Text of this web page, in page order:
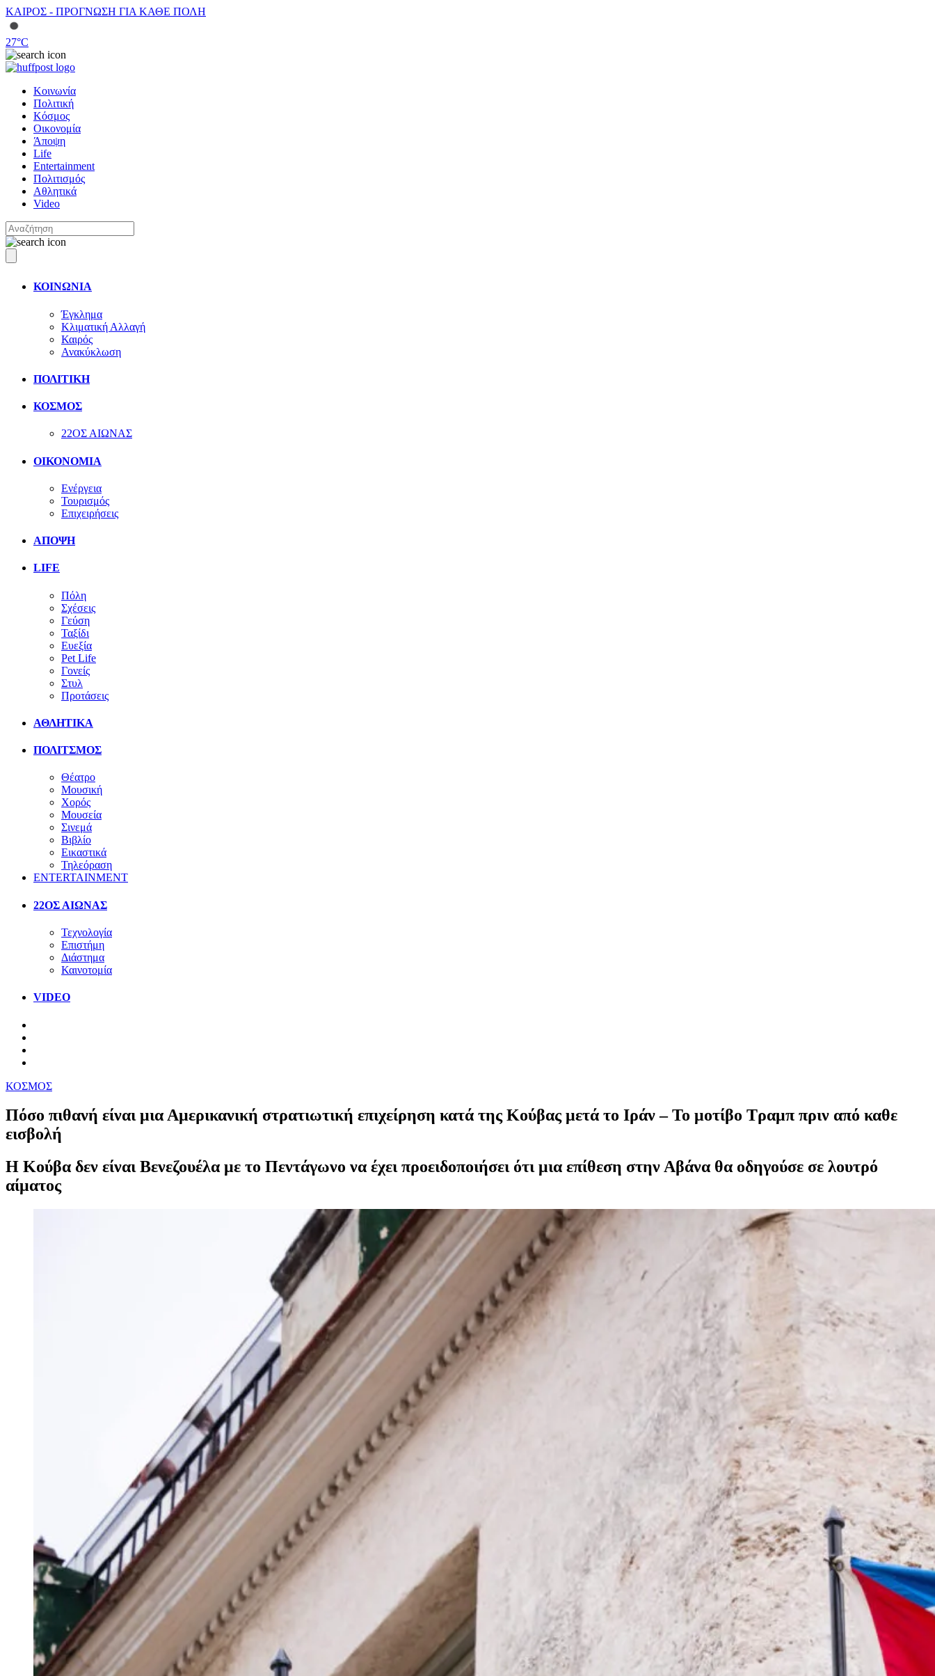
ΚΑΙΡΟΣ - ΠΡΟΓΝΩΣΗ ΓΙΑ ΚΑΘΕ ΠΟΛΗ
27°C
Κοινωνία
Πολιτική
Κόσμος
Οικονομία
Άποψη
Life
Entertainment
Πολιτισμός
Αθλητικά
Video
ΚΟΙΝΩΝΙΑ
Έγκλημα
Κλιματική Αλλαγή
Καιρός
Ανακύκλωση
ΠΟΛΙΤΙΚΗ
ΚΟΣΜΟΣ
22ΟΣ ΑΙΩΝΑΣ
ΟΙΚΟΝΟΜΙΑ
Ενέργεια
Τουρισμός
Επιχειρήσεις
ΑΠΟΨΗ
LIFE
Πόλη
Σχέσεις
Γεύση
Ταξίδι
Ευεξία
Pet Life
Γονείς
Στυλ
Προτάσεις
ΑΘΛΗΤΙΚΑ
ΠΟΛΙΤΣΜΟΣ
Θέατρο
Μουσική
Χορός
Μουσεία
Σινεμά
Βιβλίο
Εικαστικά
Τηλεόραση
ENTERTAINMENT
22ΟΣ ΑΙΩΝΑΣ
Τεχνολογία
Επιστήμη
Διάστημα
Καινοτομία
VIDEO
ΚΟΣΜΟΣ
Πόσο πιθανή είναι μια Αμερικανική στρατιωτική επιχείρηση κατά της Κούβας μετά το Ιράν – Το μοτίβο Τραμπ πριν από καθε
εισβολή
Η Κούβα δεν είναι Βενεζουέλα με το Πεντάγωνο να έχει προειδοποιήσει ότι μια επίθεση στην Αβάνα θα οδηγούσε σε λουτρό
αίματος